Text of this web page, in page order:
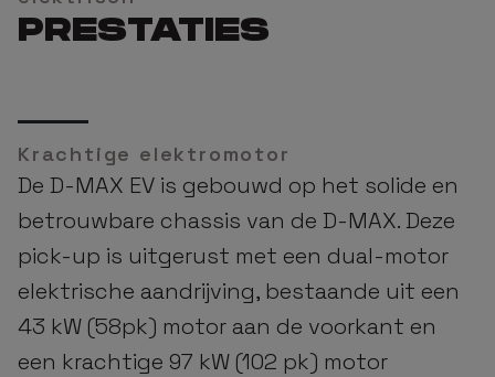
PRESTATIES
Krachtige elektromotor
De D-MAX EV is gebouwd op het solide en
betrouwbare chassis van de D-MAX. Deze
pick-up is uitgerust met een dual-motor
elektrische aandrijving, bestaande uit een
43 kW (58pk) motor aan de voorkant en
een krachtige 97 kW (102 pk) motor